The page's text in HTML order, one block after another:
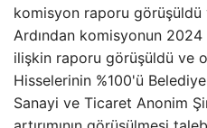
komisyon raporu
Ardından komisyonun 2024
ilişkin raporu görüşüldü ve
Hisselerinin %100'ü
Sanayi ve Ticaret Anonim